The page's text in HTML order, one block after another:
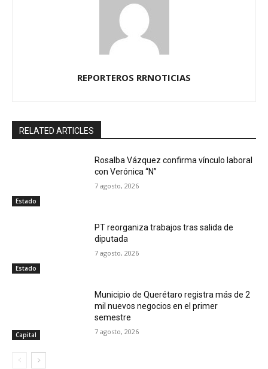
REPORTEROS RRNOTICIAS
RELATED ARTICLES
Estado
Rosalba Vázquez confirma vínculo laboral
con Verónica “N”
7 agosto, 2026
Estado
PT reorganiza trabajos tras salida de
diputada
7 agosto, 2026
Capital
Municipio de Querétaro registra más de 2
mil nuevos negocios en el primer
semestre
7 agosto, 2026